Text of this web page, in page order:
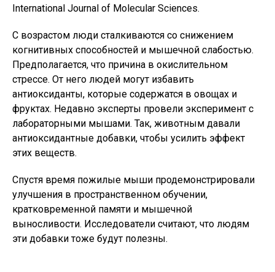
International Journal of Molecular Sciences.
С возрастом люди сталкиваются со снижением
когнитивных способностей и мышечной слабостью.
Предполагается, что причина в окислительном
стрессе. От него людей могут избавить
антиоксиданты, которые содержатся в овощах и
фруктах. Недавно эксперты провели эксперимент с
лабораторными мышами. Так, животным давали
антиоксидантные добавки, чтобы усилить эффект
этих веществ.
Спустя время пожилые мыши продемонстрировали
улучшения в пространственном обучении,
кратковременной памяти и мышечной
выносливости. Исследователи считают, что людям
эти добавки тоже будут полезны.